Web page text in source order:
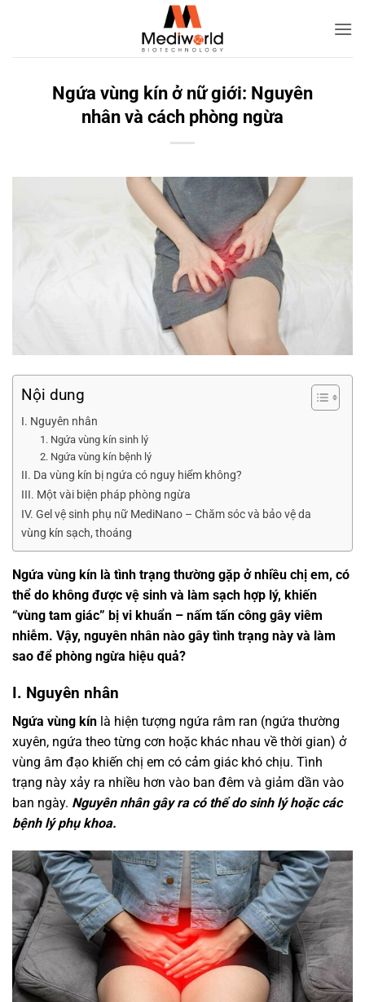
Ngứa vùng kín ở nữ giới: Nguyên
nhân và cách phòng ngừa
Nội dung
I. Nguyên nhân
1. Ngứa vùng kín sinh lý
2. Ngứa vùng kín bệnh lý
II. Da vùng kín bị ngứa có nguy hiểm không?
III. Một vài biện pháp phòng ngừa
IV. Gel vệ sinh phụ nữ MediNano – Chăm sóc và bảo vệ da
vùng kín sạch, thoáng
Ngứa vùng kín là tình trạng thường gặp ở nhiều chị em, có
thể do không được vệ sinh và làm sạch hợp lý, khiến
“vùng tam giác” bị vi khuẩn – nấm tấn công gây viêm
nhiễm. Vậy, nguyên nhân nào gây tình trạng này và làm
sao để phòng ngừa hiệu quả?
I. Nguyên nhân
Ngứa vùng kín là hiện tượng ngứa râm ran (ngứa thường
xuyên, ngứa theo từng cơn hoặc khác nhau về thời gian) ở
vùng âm đạo khiến chị em có cảm giác khó chịu. Tình
trạng này xảy ra nhiều hơn vào ban đêm và giảm dần vào
ban ngày. Nguyên nhân gây ra có thể do sinh lý hoặc các
bệnh lý phụ khoa.